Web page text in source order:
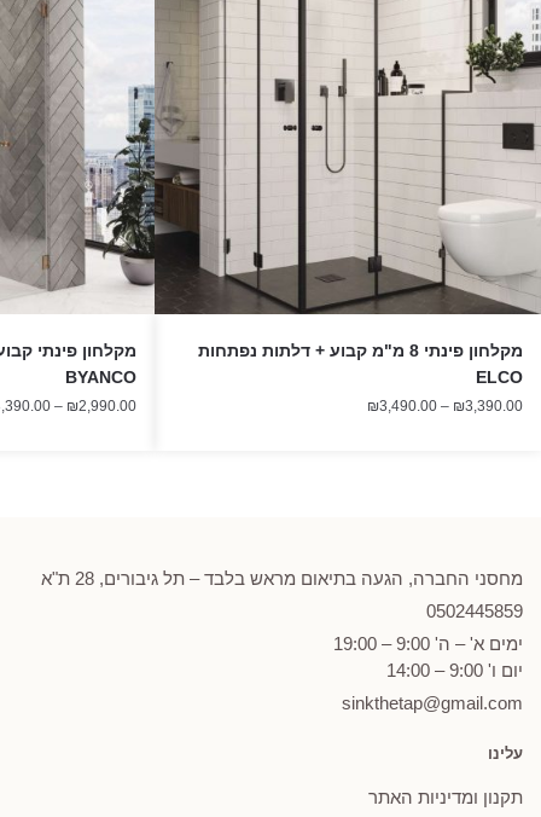
מקלחון פינתי 8 מ"מ קבוע + דלתות נפתחות
ELCO
₪3,390.00
–
₪3,490.00
BYANCO
₪2,990.00
–
מחסני החברה, הגעה בתיאום מראש בלבד – תל גיבורים, 28 ת"א
0502445859
ימים א' – ה' 9:00 – 19:00
יום ו' 9:00 – 14:00
sinkthetap@gmail.com
עלינו
תקנון ומדיניות האתר